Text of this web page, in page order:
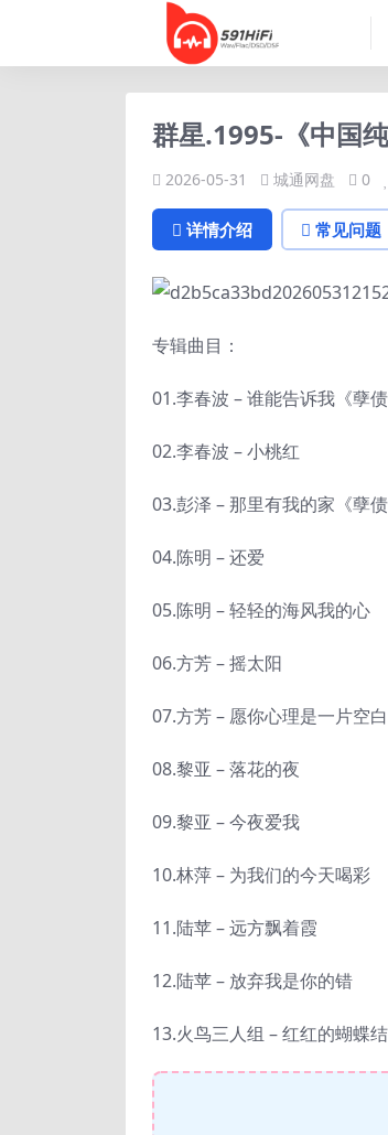
群星.1995-《中国
2026-05-31 城通网盘 0
详情介绍 常见问题
专辑曲目：
01.李春波 – 谁能告诉我《孽
02.李春波 – 小桃红
03.彭泽 – 那里有我的家《孽
04.陈明 – 还爱
05.陈明 – 轻轻的海风我的心
06.方芳 – 摇太阳
07.方芳 – 愿你心理是一片空白
08.黎亚 – 落花的夜
09.黎亚 – 今夜爱我
10.林萍 – 为我们的今天喝彩
11.陆苹 – 远方飘着霞
12.陆苹 – 放弃我是你的错
13.火鸟三人组 – 红红的蝴蝶结